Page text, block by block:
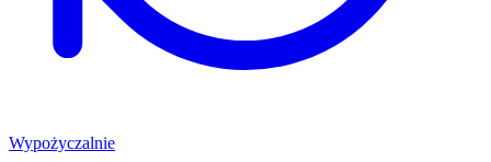
Wypożyczalnie